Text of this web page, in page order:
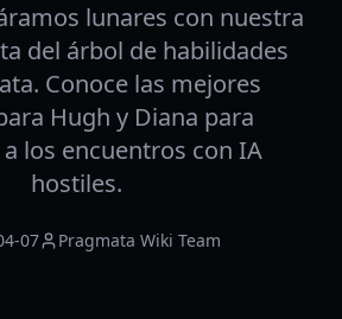
lunares con nuestra
del árbol de habilidades
Conoce las mejores
Hugh y Diana para
los encuentros con IA
hostiles.
07 Pragmata Wiki Team